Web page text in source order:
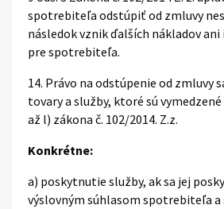
spotrebiteľa odstúpiť od zmluvy
následok vznik ďalších nákladov
pre spotrebiteľa.
14. Právo na odstúpenie od zmluvy
tovary a služby, ktoré sú vymedzené
až l) zákona č. 102/2014. Z.z.
Konkrétne:
a) poskytnutie služby, ak sa jej
výslovným súhlasom spotrebiteľa